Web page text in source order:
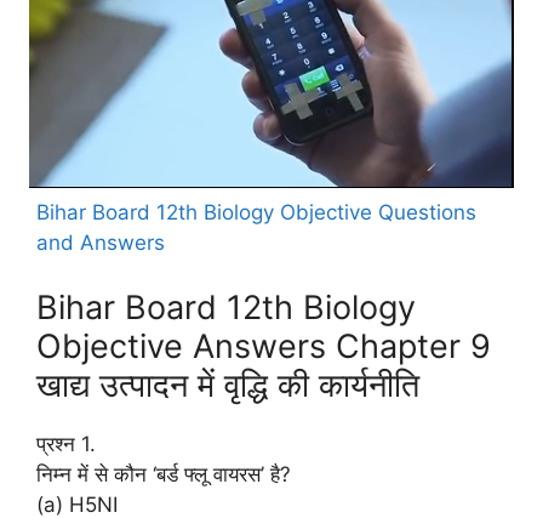
Bihar Board 12th Biology Objective Questions
and Answers
Bihar Board 12th Biology
Objective Answers Chapter 9
खाद्य उत्पादन में वृद्धि की कार्यनीति
प्रश्न 1.
निम्न में से कौन ‘बर्ड फ्लू वायरस’ है?
(a) H5NI